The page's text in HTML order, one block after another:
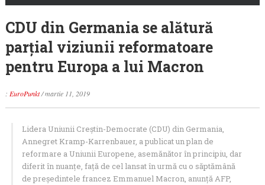
CDU din Germania se alătură
parţial viziunii reformatoare
pentru Europa a lui Macron
: EuroPunkt/martie 11, 2019
Lidera Uniunii Creştin-Democrate (CDU) din Germania,
Annegret Kramp-Karrenbauer, a publicat un plan de
reformare a Uniunii Europene, asemănător în principiu, dar
diferit în nuanţe, faţă de cel lansat în urmă cu o săptămână
de preşedintele francez Emmanuel Macron, anunţă AFP,